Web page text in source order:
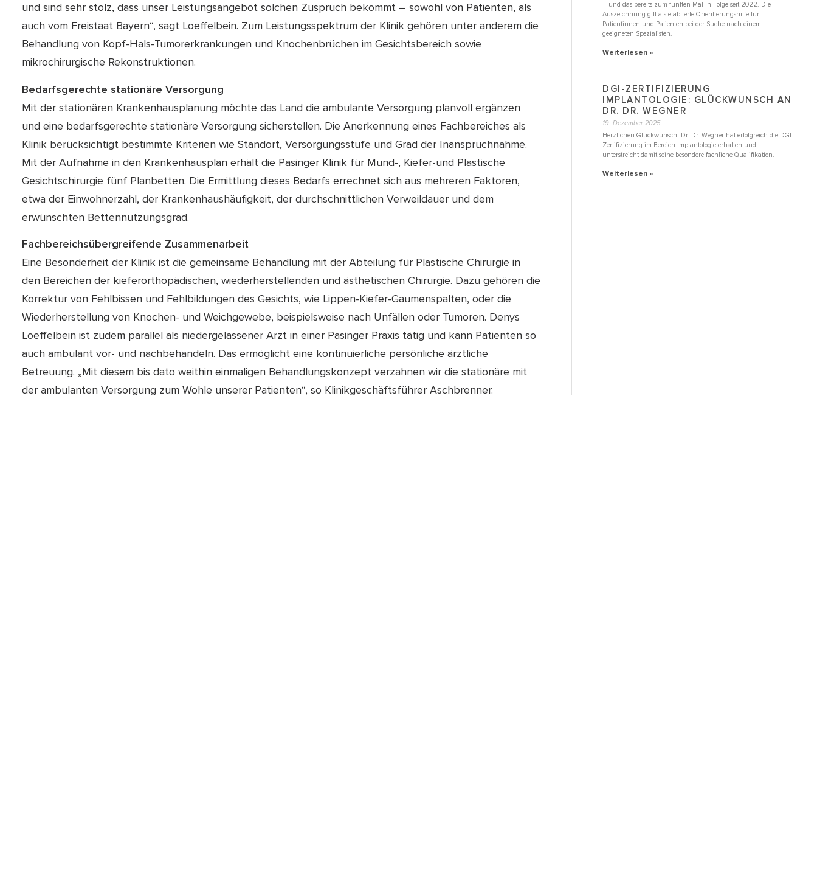
und sind sehr stolz, dass unser Leistungsangebot solchen Zuspruch bekommt – sowohl von Patienten, als
auch vom Freistaat Bayern“, sagt Loeffelbein. Zum Leistungsspektrum der Klinik gehören unter anderem die
Behandlung von Kopf-Hals-Tumorerkrankungen und Knochenbrüchen im Gesichtsbereich sowie
mikrochirurgische Rekonstruktionen.
Bedarfsgerechte stationäre Versorgung
Mit der stationären Krankenhausplanung möchte das Land die ambulante Versorgung planvoll ergänzen
und eine bedarfsgerechte stationäre Versorgung sicherstellen. Die Anerkennung eines Fachbereiches als
Klinik berücksichtigt bestimmte Kriterien wie Standort, Versorgungsstufe und Grad der Inanspruchnahme.
Mit der Aufnahme in den Krankenhausplan erhält die Pasinger Klinik für Mund-, Kiefer-und Plastische
Gesichtschirurgie fünf Planbetten. Die Ermittlung dieses Bedarfs errechnet sich aus mehreren Faktoren,
etwa der Einwohnerzahl, der Krankenhaushäufigkeit, der durchschnittlichen Verweildauer und dem
erwünschten Bettennutzungsgrad.
Fachbereichsübergreifende Zusammenarbeit
Eine Besonderheit der Klinik ist die gemeinsame Behandlung mit der Abteilung für Plastische Chirurgie in
den Bereichen der kieferorthopädischen, wiederherstellenden und ästhetischen Chirurgie. Dazu gehören die
Korrektur von Fehlbissen und Fehlbildungen des Gesichts, wie Lippen-Kiefer-Gaumenspalten, oder die
Wiederherstellung von Knochen- und Weichgewebe, beispielsweise nach Unfällen oder Tumoren. Denys
Loeffelbein ist zudem parallel als niedergelassener Arzt in einer Pasinger Praxis tätig und kann Patienten so
auch ambulant vor- und nachbehandeln. Das ermöglicht eine kontinuierliche persönliche ärztliche
Betreuung. „Mit diesem bis dato weithin einmaligen Behandlungskonzept verzahnen wir die stationäre mit
der ambulanten Versorgung zum Wohle unserer Patienten“, so Klinikgeschäftsführer Aschbrenner.
– und das bereits zum fünften Mal in Folge seit 2022. Die
Auszeichnung gilt als etablierte Orientierungshilfe für
Patientinnen und Patienten bei der Suche nach einem
geeigneten Spezialisten.
Weiterlesen »
DGI-ZERTIFIZIERUNG
IMPLANTOLOGIE: GLÜCKWUNSCH AN
DR. DR. WEGNER
19. Dezember 2025
Herzlichen Glückwunsch: Dr. Dr. Wegner hat erfolgreich die DGI-
Zertifizierung im Bereich Implantologie erhalten und
unterstreicht damit seine besondere fachliche Qualifikation.
Weiterlesen »